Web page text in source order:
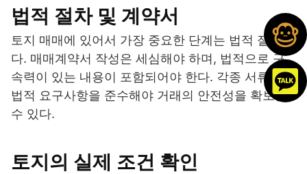
법적 절차 및 계약서
토지 매매에 있어서 가장 중요한 단계는 법적 절차이
다. 매매계약서 작성은 세심해야 하며, 법적으로 구
속력이 있는 내용이 포함되어야 한다. 각종 서류와
법적 요구사항을 준수해야 거래의 안전성을 확보할
수 있다.
토지의 실제 조건 확인